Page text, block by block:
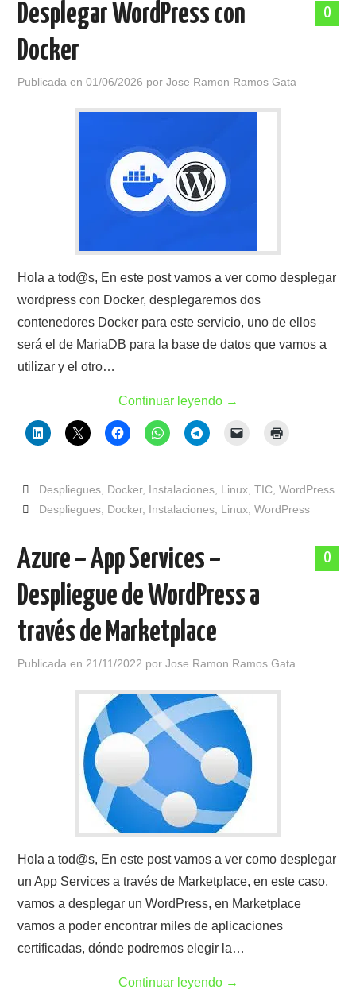
POLÍTICA DE PRIVACIDAD
0
Desplegar WordPress con
Docker
Publicada en01/06/2026 porJose Ramon Ramos Gata
Hola a tod@s, En este post vamos a ver como desplegar
wordpress con Docker, desplegaremos dos
contenedores Docker para este servicio, uno de ellos
será el de MariaDB para la base de datos que vamos a
utilizar y el otro…
Continuar leyendo →
Despliegues, Docker, Instalaciones, Linux, TIC, WordPress
Despliegues, Docker, Instalaciones, Linux, WordPress
0
Azure – App Services –
Despliegue de WordPress a
través de Marketplace
Publicada en 21/11/2022 porJose Ramon Ramos Gata
Hola a tod@s, En este post vamos a ver como desplegar
un App Services a través de Marketplace, en este caso,
vamos a desplegar un WordPress, en Marketplace
vamos a poder encontrar miles de aplicaciones
certificadas, dónde podremos elegir la…
Continuar leyendo →